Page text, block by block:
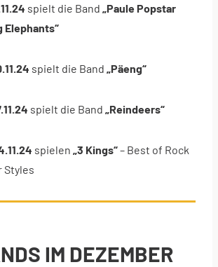
spielt die Band „Paule Popstar
Elephants“
spielt die Band „Päeng“
spielt die Band „Reindeers“
spielen „3 Kings“– Best of Rock
Styles
IM DEZEMBER